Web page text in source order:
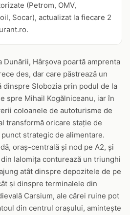
(Petrom, OMV,
Socar), actualizat la fiecare 2
Dunării, Hârșova poartă amprenta
des, dar care păstrează un
dinspre Slobozia prin podul de la
spre Mihail Kogălniceanu, iar în
coloanele de autoturisme de
transformă oricare stație de
strategic de alimentare.
oraș-centrală și nod pe A2, și
Ialomița conturează un triunghi
atât dinspre depozitele de pe
și dinspre terminalele din
Carsium, ale cărei ruine pot
din centrul orașului, amintește